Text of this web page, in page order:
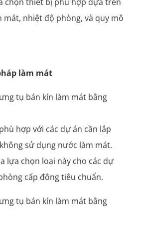
mát, nhiệt độ phòng, và quy mô
làm mát
tụ bán kín làm mát bằng
hợp với các dự án cần lắp
sử dụng nước làm mát.
lựa chọn loại này cho các dự
cấp đông tiêu chuẩn.
tụ bán kín làm mát bằng